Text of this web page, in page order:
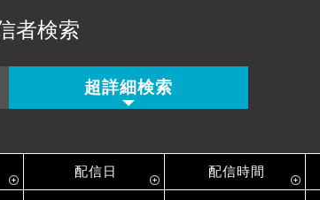
者検索
超詳細検索
配信日 配信時間